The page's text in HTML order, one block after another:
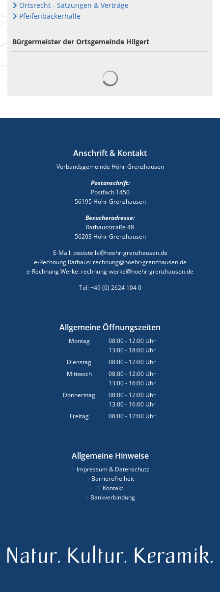
Ortsrecht - Satzungen & Verträge
Pfeifenbäckerhalle
Bürgermeister der Ortsgemeinde Hilgert
Anschrift & Kontakt
Verbandsgemeinde Höhr-Grenzhausen
Postanschrift:
Postfach 1450
56195 Höhr-Grenzhausen
Besucheradresse:
Rathausstraße 48
56203 Höhr-Grenzhausen
E-Mail: poststelle@hoehr-grenzhausen.de
e-Rechnung Rathaus: rechnung@hoehr-grenzhausen.de
e-Rechnung Werke: rechnung-werke@hoehr-grenzhausen.de
Tel: +49 (0) 2624 104 0
Allgemeine Öffnungszeiten
Montag 08:00- 12:00 Uhr
Von 08:00 bis 12:00 Uhr
13:00- 18:00 Uhr
Von 13:00 bis 18:00 Uhr
Dienstag 08:00- 12:00 Uhr
Von 08:00 bis 12:00 Uhr
Mittwoch 08:00- 12:00 Uhr
Von 08:00 bis 12:00 Uhr
13:00- 16:00 Uhr
Von 13:00 bis 16:00 Uhr
Donnerstag 08:00- 12:00 Uhr
Von 08:00 bis 12:00 Uhr
13:00- 16:00 Uhr
Von 13:00 bis 16:00 Uhr
Freitag 08:00- 12:00 Uhr
Allgemeine Hinweise
Impressum & Datenschutz
Barrierefreiheit
Kontakt
Bankverbindung